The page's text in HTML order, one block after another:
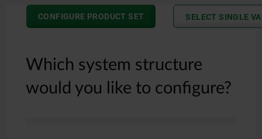
CONFIGURE PRODUCT SET SELECT SINGLE